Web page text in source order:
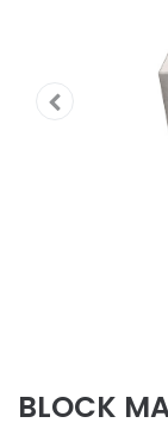
BLOCK